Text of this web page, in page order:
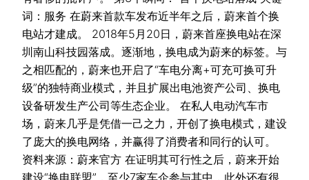
词：服务 在蔚来首款车发布近半年之后，蔚来首个换
电站才建成。 2018年5月20日，蔚来首座换电站在深
圳南山科技园落成。逐渐地，换电成为蔚来的标签。与
之相匹配的，蔚来也开启了“车电分离+可充可换可升
级”的独特商业模式，并且扩展出电池资产公司、换电
设备研发生产公司等生态企业。 在私人电动汽车市
场，蔚来几乎是凭借一己之力，开创了换电模式，建设
了庞大的换电网络，并赢得了消费者和同行的认可。
资料来源：蔚来官方 在证明其可行性之后，蔚来开始
建设“换电联盟”，至少7家车企参与其中，此外还有很